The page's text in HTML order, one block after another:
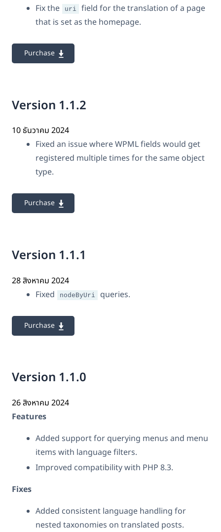
Fix the
uri
field for the translation of a page
that is set as the homepage.
Purchase
Version 1.1.2
10 ธันวาคม 2024
Fixed an issue where WPML fields would get
registered multiple times for the same object
type.
Purchase
Version 1.1.1
28 สิงหาคม 2024
Fixed
nodeByUri queries.
Purchase
Version 1.1.0
26 สิงหาคม 2024
Features
Added support for querying menus and menu
items with language filters.
Improved compatibility with PHP 8.3.
Fixes
Added consistent language handling for
nested taxonomies on translated posts.